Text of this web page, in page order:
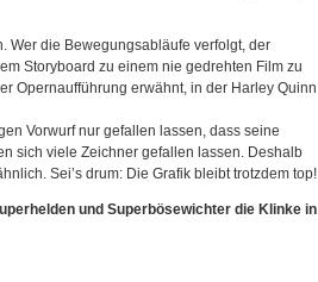
Wer die Bewegungsabläufe verfolgt, der
Storyboard zu einem nie gedrehten Film zu
Opernaufführung erwähnt, in der Harley Quinn
Vorwurf nur gefallen lassen, dass seine
sich viele Zeichner gefallen lassen. Deshalb
Sei’s drum: Die Grafik bleibt trotzdem top!
und Superbösewichter die Klinke in